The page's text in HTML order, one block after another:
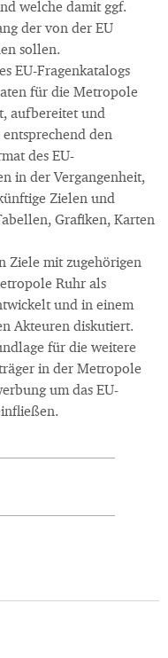
welche damit ggf.
der von der EU
sollen.
EU-Fragenkatalogs
für die Metropole
aufbereitet und
den
des EU-
in der Vergangenheit,
Zielen und
Grafiken, Karten
Ziele mit zugehörigen
Ruhr als
und in einem
Akteuren diskutiert.
für die weitere
in der Metropole
um das EU-